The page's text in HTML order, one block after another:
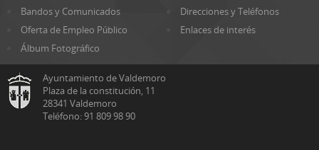
Bandos y Comunicados
Direcciones y Teléfonos
Oferta de Empleo Público
Enlaces de interés
Álbum Fotográfico
Ayuntamiento de Valdemoro
Plaza de la constitución, 11
28341 Valdemoro
Teléfono: 91 809 98 90